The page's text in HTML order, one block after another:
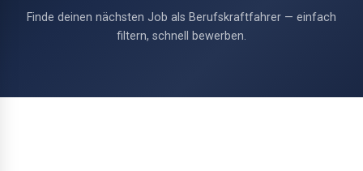
Finde deinen nächsten Job als Berufskraftfahrer — einfach
filtern, schnell bewerben.